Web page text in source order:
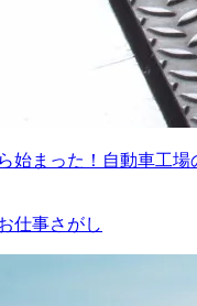
始まった！自動車工
仕事さがし